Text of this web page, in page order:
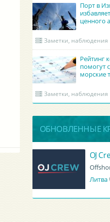
Порт в
ценного
Заметки, наблюдения
Рейтинг
помогут
морские
Заметки, наблюдения
ОБНОВЛЕННЫЕ
LTD OJ
Литва